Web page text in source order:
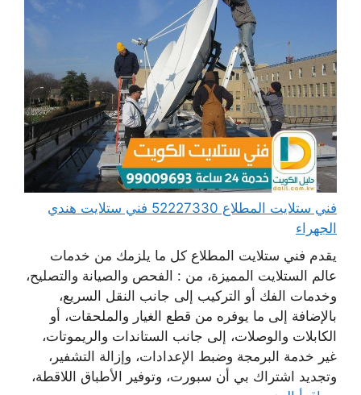
فني ستلايت المطلاع 52227330 فني ستلايت هندي
الجهراء
يقدم فني ستلايت المطلاع كل ما يلزمك من خدمات
عالم الستلايت المميزة، من : الفحص والصيانة والتصليح،
وخدمات الفك أو التركيب إلى جانب النقل السريع،
بالإضافة إلى ما يوفره من قطع الغيار والملحقات، أو
الكابلات والوصلات، إلى جانب الستاندات والريموتات،
غير خدمة البرمجة وضبط الإعدادات، وإزالة التشفير،
وتجديد اشتراك بي أن سبورت، وتوفير الأطباق اللاقطة،